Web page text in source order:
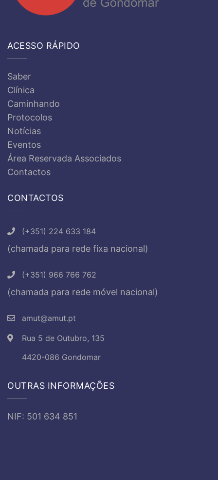
ACESSO RÁPIDO
Saber
Clínica
Caminhando
Protocolos
Notícias
Eventos
Área Reservada Associados
Contactos
CONTACTOS
(+351) 224 633 184
(chamada para rede fixa nacional)
(+351) 966 766 762
(chamada para rede móvel nacional)
amut@amut.pt
Rua 5 de Outubro, 135
4420-086 Gondomar
OUTRAS INFORMAÇÕES
NIF: 501 634 851